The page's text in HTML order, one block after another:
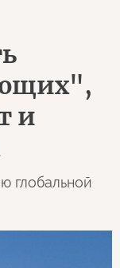
и
глобальной